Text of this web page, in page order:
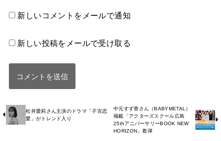
新しいコメントをメールで通知
新しい投稿をメールで受け取る
松井愛莉さん主演のドラマ「子宮恋
愛」がトレンド入り
中元すず香さん（BABYMETAL）
掲載「アクターズスクール広島
25thアニバーサリーBOOK NEW
HORIZON」着弾